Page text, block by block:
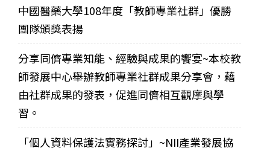
中國醫藥大學108年度「教師專業社群」優勝
團隊頒獎表揚
分享同儕專業知能、經驗與成果的饗宴~本校教
師發展中心舉辦教師專業社群成果分享會，藉
由社群成果的發表，促進同儕相互觀摩與學
習。
「個人資料保護法實務探討」~NII產業發展協